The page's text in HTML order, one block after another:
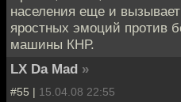
населения еще и
яростных эмоций против
машины КНР.
LX Da Mad »
#55 | 15.04.08 22:55